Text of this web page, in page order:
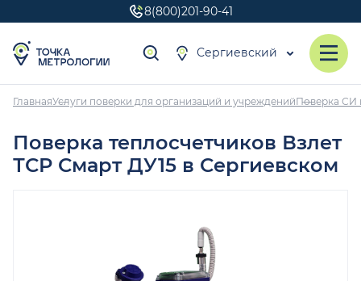
8(800)201-90-41
Сергиевский
ГлавнаяУслуги поверки для организаций и учрежденийПоверка СИ
Поверка теплосчетчиков Взлет
ТСР Смарт ДУ15 в Сергиевском